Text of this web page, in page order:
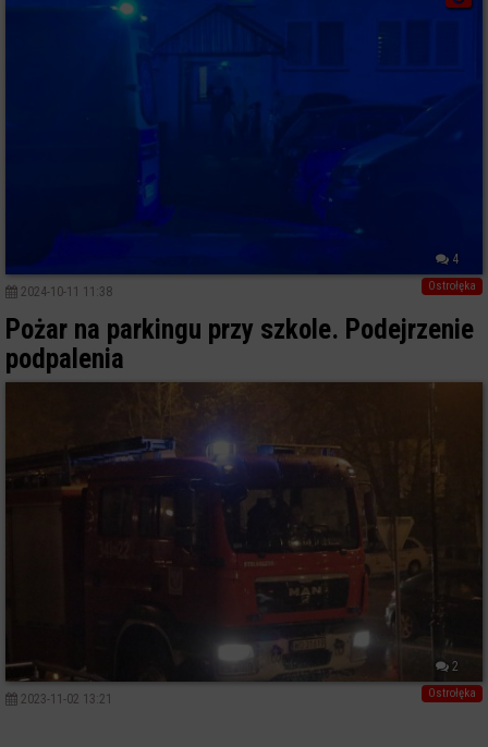
4
Ostrołęka
2024-10-11 11:38
Pożar na parkingu przy szkole. Podejrzenie
podpalenia
2
Ostrołęka
2023-11-02 13:21